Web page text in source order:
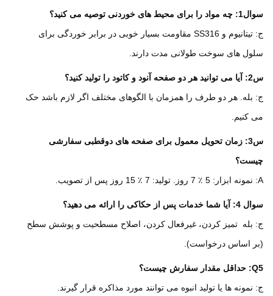
خوردنی توصیه می کنید؟
ج: تیتانیوم و SS316 مقاومت بسیار خوبی در برابر خوردگی برای
های سوخت طولانی مدت دارند.
هر دو طرف را همزمان با الگوهای مختلف اگر لازم باشد حک
س3: زمان تحویل معمول برای صفحه های دوقطبی سفارشی
حکاکی را ارائه می دهید؟
تمیز کردن، غیرفعال کردن، اصلاح مسطحیت و پوشش سطح
اساس درخواست).
ها یا تولید انبوه می توانند مورد مذاکره قرار گیرند.